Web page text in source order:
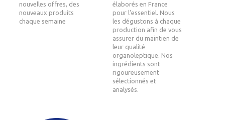
nouvelles offres, des
nouveaux produits
chaque semaine
élaborés en France
pour l'essentiel. Nous
les dégustons à chaque
production afin de vous
assurer du maintien de
leur qualité
organoleptique. Nos
ingrédients sont
rigoureusement
sélectionnés et
analysés.